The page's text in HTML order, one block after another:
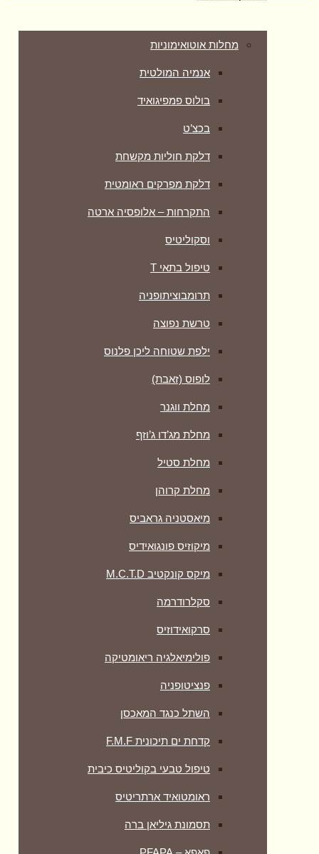
מחלות אוטואימוניות
אנמיה המולטית
בולוס פמפיגואיד
בכצ’ט
דלקת חוליות מקשחת
דלקת מפרקים ראומטית
התקרחות – אלופסיה ארטה
וסקוליטיס
טיפול בתאי T
תרומבוציתופניה
טרשת נפוצה
ילפת שטוחה ליכן פלנוס
לופוס (זאבת)
מחלת ווגנר
מחלת מג’דו ג’וזף
מחלת סטיל
מחלת קרוהן
מיאסטניה גראביס
מיקוזיס פונגואידיס
מיקס קונקטיב M.C.T.D
סקלרודרמה
סרקואידוזיס
פולימיאלגיה ריאומטיקה
‏פנציטופניה
השתל כנגד המאכסן
קדחת ים תיכונית F.M.F
טיפול טבעי בקוליטיס כיבית
ראומטואיד ארתריטיס
תסמונת גיליאן ברה